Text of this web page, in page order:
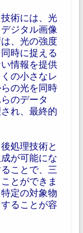
術には、光
ジタル画像
、光の強度
時に捉える
情報を提供
の小さなレ
の光を同時
のデータ
れ、最終的
処理技術と
が可能にな
ことで、三
とができま
定の対象物
ることが容